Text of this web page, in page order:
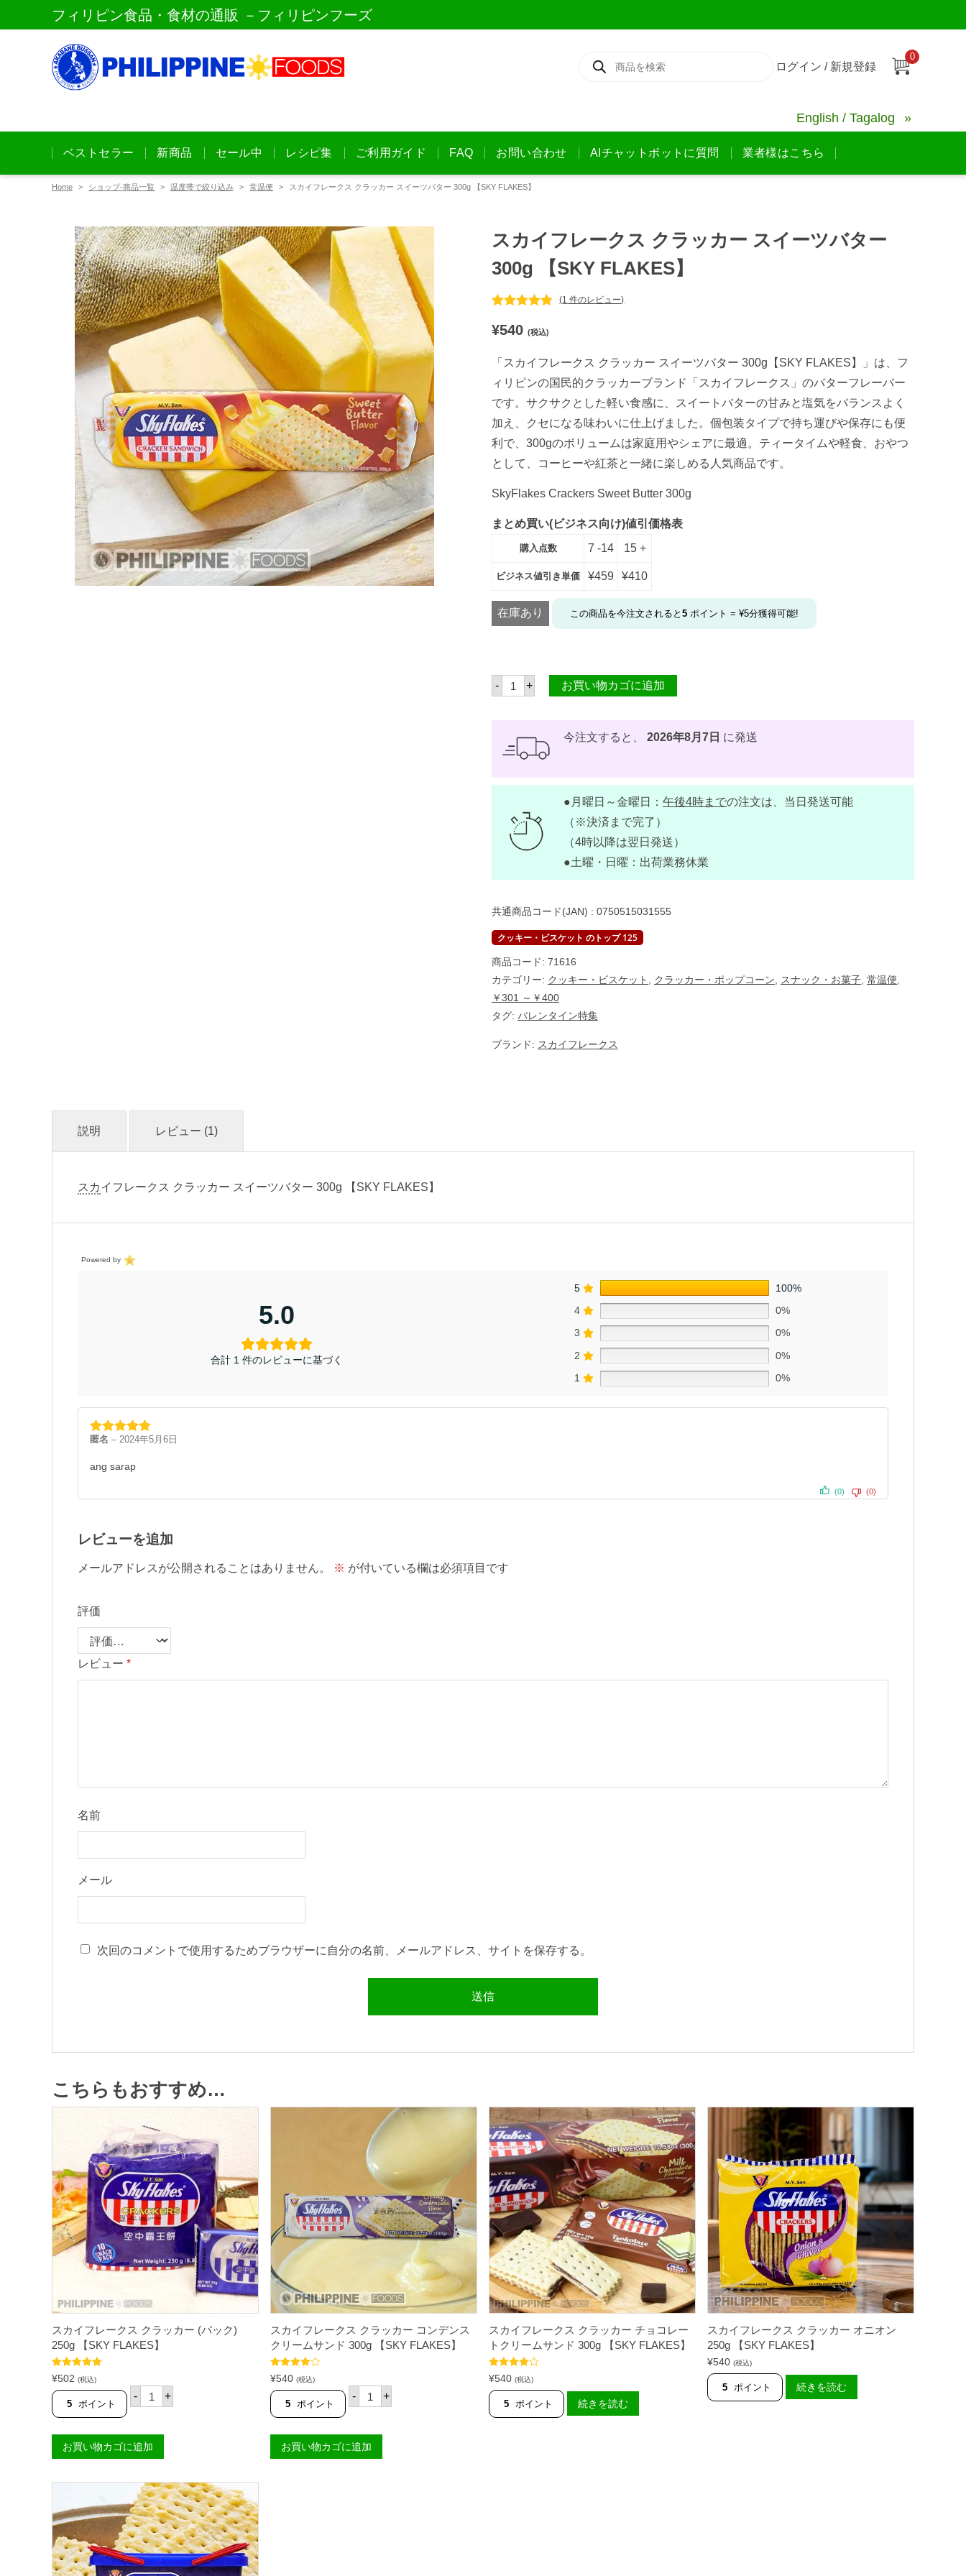
フィリピン食品・食材の通販 －フィリピンフーズ
ログイン / 新規登録
0
English / Tagalog
ベストセラー 新商品 セール中 レシピ集 ご利用ガイド FAQ お問い合わせ AIチャットボットに質問 業者様はこちら
Home ショップ-商品一覧 温度帯で絞り込み 常温便 スカイフレークス クラッカー スイーツバター 300g 【SKY FLAKES】
スカイフレークス クラッカー スイーツバター
300g 【SKY FLAKES】
評価に基づ
く5段階評
5.00点
(1 件のレビュー)
¥540 (税込)
「スカイフレークス クラッカー スイーツバター 300g【SKY FLAKES】」は、フ
ィリピンの国民的クラッカーブランド「スカイフレークス」のバターフレーバー
です。サクサクとした軽い食感に、スイートバターの甘みと塩気をバランスよく
加え、クセになる味わいに仕上げました。個包装タイプで持ち運びや保存にも便
利で、300gのボリュームは家庭用やシェアに最適。ティータイムや軽食、おやつ
として、コーヒーや紅茶と一緒に楽しめる人気商品です。
SkyFlakes Crackers Sweet Butter 300g
まとめ買い(ビジネス向け)値引価格表
購入点数 7 -14 15 +
ビジネス値引き単価 ¥459 ¥410
在庫あり この商品を今注文されると 5 ポイント = ¥5分獲得可能!
- ス
カ
ク
ラ
ー
イ
3
0
g
【
S
K
F
L
A
E
+ お買い物カゴに追加
今注文すると、 2026年8月7日 に発送
●月曜日～金曜日： 午後4時までの注文は、当日発送可能
（※決済まで完了）
（4時以降は翌日発送）
●土曜・日曜：出荷業務休業
共通商品コード(JAN) : 0750515031555
クッキー・ビスケット のトップ 125
商品コード: 71616
カテゴリー: クッキー・ビスケット , クラッカー・ポップコーン, スナック・お菓子, 常温便,
￥301 ～￥400
タグ: バレンタイン特集
ブランド: スカイフレークス
説明 レビュー (1)
スカイフレークス クラッカー スイーツバター 300g 【SKY FLAKES】
Powered by
5.0
合計 1 件のレビューに基づく
5
100%
4
0%
3
0%
2
0%
1
0%
5段階中5の
匿名 – 2024年5月6日
ang sarap
(0) (0)
レビューを追加
メールアドレスが公開されることはありません。 ※ が付いている欄は必須項目です
評価
レビュー *
名前
メール
次回のコメントで使用するためブラウザーに自分の名前、メールアドレス、サイトを保存する。
こちらもおすすめ…
スカイフレークス クラッカー (パック)
250g 【SKY FLAKES】
5段階中5.00
の評価
¥502 (税込)
5 ポイント
- ス
カ
レ
ー
ク
ク
ラ
ッ
カ
ー
(
パ
ッ
+
お買い物カゴに追加
スカイフレークス クラッカー コンデンス
クリームサンド 300g 【SKY FLAKES】
5段階中
4.75 の評価
¥540 (税込)
5 ポイント
- ス
カ
レ
ー
ク
+
お買い物カゴに追加
スカイフレークス クラッカー チョコレー
トクリームサンド 300g 【SKY FLAKES】
5段階中
4.75 の評価
¥540 (税込)
5 ポイント 続きを読む
スカイフレークス クラッカー オニオン
250g 【SKY FLAKES】
¥540 (税込)
5 ポイント 続きを読む